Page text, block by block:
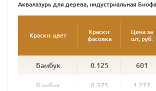
погонажных изделий распылительными
грязеотталкивающую поверхность,
атмосферным воздействиям.
В зависимости от цвета позволяет
Аквалазурь для дерева, индустриальная
Краски: цвет
Краски:
фасовка
Цена за
шт, руб.
Бамбук 0.125 601
Бамбук 0.375 1 277